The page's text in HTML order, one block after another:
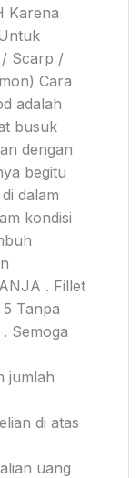
Karena
/ Scarp /
Cara
adalah
busuk
dengan
begitu
dalam
kondisi
. Fillet
Tanpa
Semoga
jumlah
di atas
uang